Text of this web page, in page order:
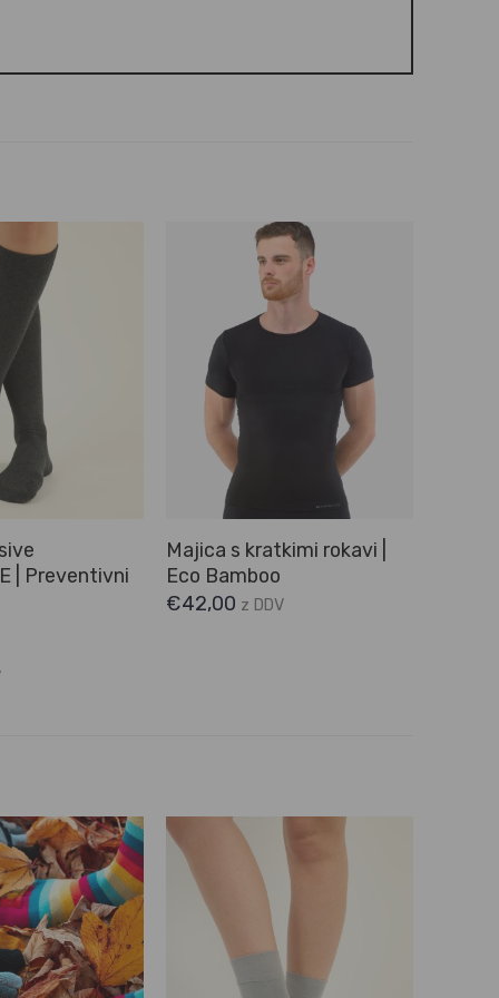
| Preventivni
Majica s kratkimi rokavi |
Eco Bamboo
€42,00 z DDV